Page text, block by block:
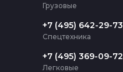
Грузовые
+7 (495) 642-29-73
Спецтехника
+7 (495) 369-09-72
Легковые